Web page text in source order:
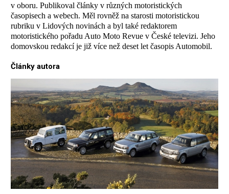
v oboru. Publikoval články v různých motoristických
časopisech a webech. Měl rovněž na starosti motoristickou
rubriku v Lidových novinách a byl také redaktorem
motoristického pořadu Auto Moto Revue v České televizi. Jeho
domovskou redakcí je již více než deset let časopis Automobil.
Články autora